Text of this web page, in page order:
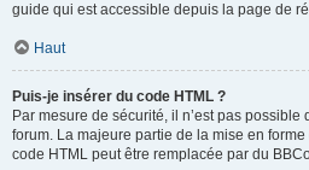
guide qui est accessible depuis la page de
Haut
Puis-je insérer du code HTML ?
Par mesure de sécurité, il n’est pas possible
forum. La majeure partie de la mise en
code HTML peut être remplacée par du